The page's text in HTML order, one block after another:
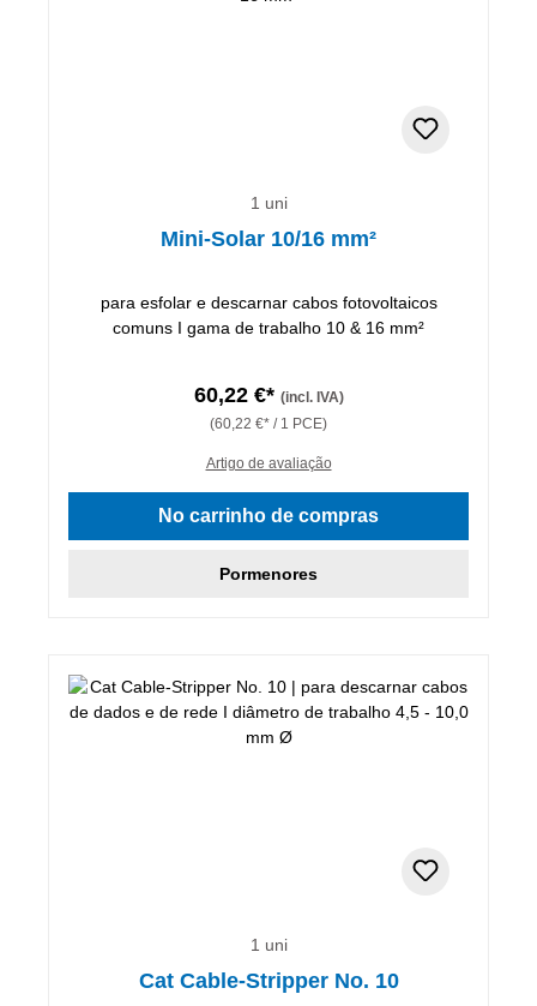
1 uni
Mini-Solar 10/16 mm²
para esfolar e descarnar cabos fotovoltaicos
comuns I gama de trabalho 10 & 16 mm²
60,22 €* (incl. IVA)
(60,22 €* / 1 PCE)
Artigo de avaliação
No carrinho de compras
Pormenores
1 uni
Cat Cable-Stripper No. 10